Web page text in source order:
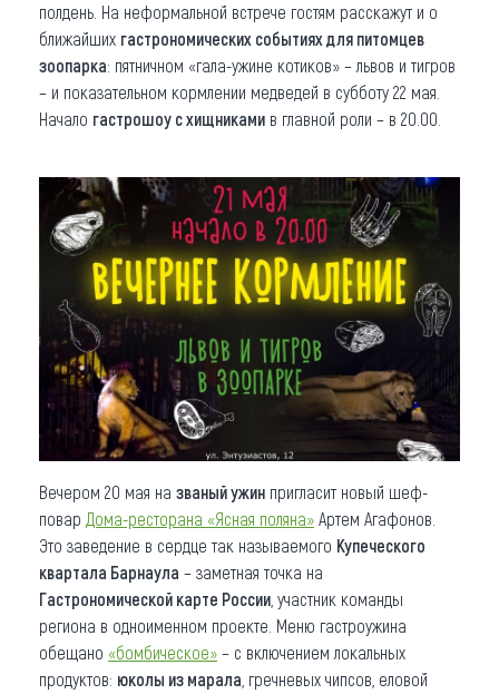
полдень. На неформальной встрече гостям расскажут и о
ближайших гастрономических событиях для питомцев
зоопарка: пятничном «гала-ужине котиков» – львов и тигров
– и показательном кормлении медведей в субботу 22 мая.
Начало гастрошоу с хищниками в главной роли – в 20.00.
Вечером 20 мая на званый ужин пригласит новый шеф-
повар Дома-ресторана «Ясная поляна» Артем Агафонов.
Это заведение в сердце так называемого Купеческого
квартала Барнаула – заметная точка на
Гастрономической карте России , участник команды
региона в одноименном проекте. Меню гастроужина
обещано «бомбическое» – с включением локальных
продуктов: юколы из марала , гречневых чипсов, еловой